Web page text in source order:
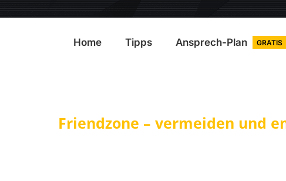
Home Tipps Ansprech-Plan GRATIS
Friendzone – vermeiden und